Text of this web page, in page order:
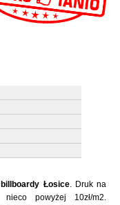
billboardy Łosice. Druk na
powyżej 10zł/m2.